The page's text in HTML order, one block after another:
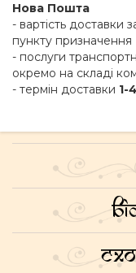
Нова Пошта
- вартість доставки
пункту призначення
- послуги
окремо на складі
- термін доставки 1-